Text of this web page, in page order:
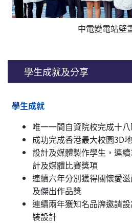
中電變電站壁
學生成就及分享
學生成就
唯一一間自資院校完成十
成功完成香港最大校園3D
設計及媒體製作學生，連
計及媒體比賽獎項
連續六年分別獲得關懷愛
及傑出作品獎
連續兩年獲知名品牌邀請
裝設計